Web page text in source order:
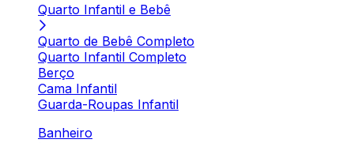
Quarto Infantil e Bebê
Quarto de Bebê Completo
Quarto Infantil Completo
Berço
Cama Infantil
Guarda-Roupas Infantil
Banheiro